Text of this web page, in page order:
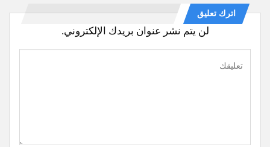
اترك تعليق
لن يتم نشر عنوان بريدك الإلكتروني.